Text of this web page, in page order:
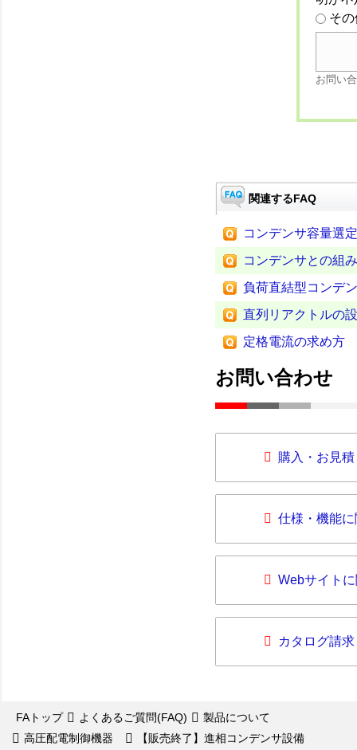
そ
お問い
関連するFAQ
コンデンサ容量選定
コンデンサとの組
負荷直結型コンデ
直列リアクトルの
定格電流の求め方
お問い合わせ
購入・お見
仕様・機能
Webサイト
カタログ請求
FAトップ よくあるご質問(FAQ)
製品について
高圧配電制御機器
【販売終了】進相コンデンサ設備